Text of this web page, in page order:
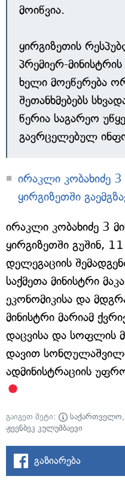
მოიწვია.
ყირგიზეთის
პრემიერ-
ხელი მოეწერება
შეთანხმებებს
წერია საგარეო
გავრცელებულ
ირაკლი კობახიძე
ყირგიზეთში
ირაკლი კობახიძე 3
ყირგიზეთში გუშინ, 11
დელეგაციის
საქმეთა მინისტრი
ეკონომიკისა და
მინისტრი მარიამ
დაცვისა და სოფლის
დავით
ადმინისტრაციის
გაიგეთ მეტი: საქართველო,
ჟეენბეკ კულუმბაევი
გაზიარება